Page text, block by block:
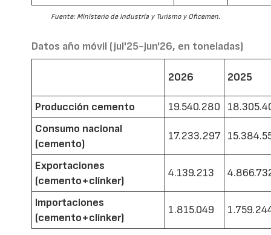
Fuente: Ministerio de Industria y Turismo y Oficemen.
Datos año móvil (jul'25-jun'26, en toneladas)
2026 2025
Producción cemento 19.540.280
Consumo nacional
(cemento)
17.233.297
Exportaciones
(cemento+clínker)
4.139.213
Importaciones
(cemento+clínker)
1.815.049